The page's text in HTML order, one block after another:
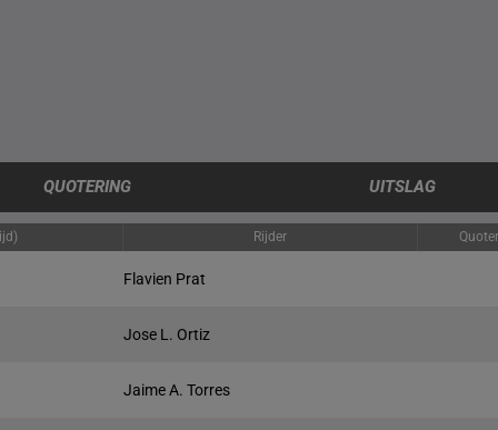
QUOTERING UITSLAG
Rijder
Flavien Prat
Jose L. Ortiz
Jaime A. Torres